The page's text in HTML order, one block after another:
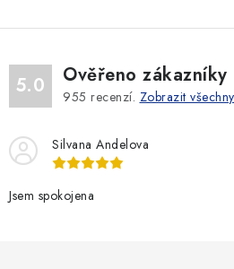
5.0 Ověřeno zákazníky
955 recenzí. Zobrazit
Silvana Andelova
Jsem spokojena